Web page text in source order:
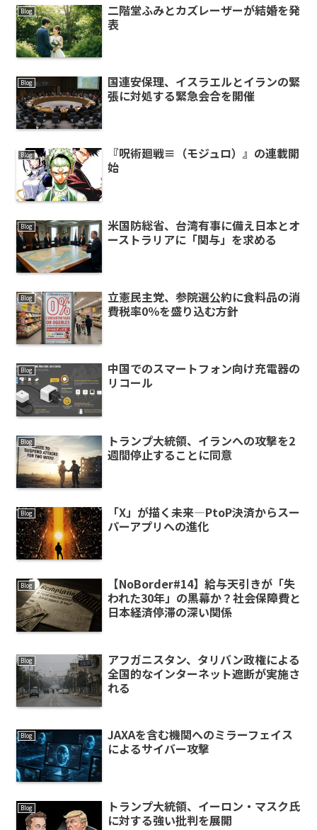
Blog
二階堂ふみとカズレーザーが結婚を発
表
Blog
国連安保理、イスラエルとイランの緊
張に対処する緊急会合を開催
Blog
『呪術廻戦≡（モジュロ）』の連載開
始
Blog
米国防総省、台湾有事に備え日本とオ
ーストラリアに「関与」を求める
Blog
立憲民主党、参院選公約に食料品の消
費税率0％を盛り込む方針
Blog
中国でのスマートフォン向け充電器の
リコール
Blog
トランプ大統領、イランへの攻撃を2
週間停止することに同意
Blog
「X」が描く未来—PtoP決済からスー
パーアプリへの進化
Blog
【NoBorder#14】給与天引きが「失
われた30年」の黒幕か？社会保障費と
日本経済停滞の深い関係
Blog
アフガニスタン、タリバン政権による
全国的なインターネット遮断が実施さ
れる
Blog
JAXAを含む機関へのミラーフェイス
によるサイバー攻撃
Blog
トランプ大統領、イーロン・マスク氏
に対する強い批判を展開